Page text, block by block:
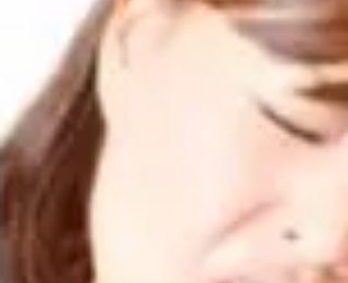
麻痺でお悩みの方に向けた痛み専門の鍼灸
ッサージ院です。 軽い肩こりから、肩の痛
み、五十肩、腰痛だけでなく、顔面神経麻
や頭痛、片麻痺といった神経内科的な症...